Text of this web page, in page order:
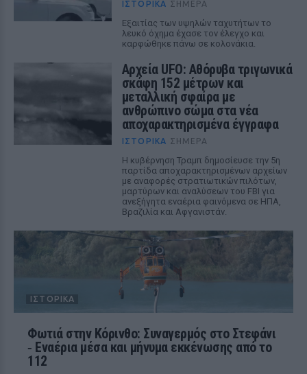
ΙΣΤΟΡΙΚΆ ΣΉΜΕΡΑ
Εξαιτίας των υψηλών ταχυτήτων το
λευκό όχημα έχασε τον έλεγχο και
καρφώθηκε πάνω σε κολονάκια.
Αρχεία UFO: Αθόρυβα τριγωνικά
σκάφη 152 μέτρων και
μεταλλική σφαίρα με
ανθρώπινο σώμα στα νέα
αποχαρακτηρισμένα έγγραφα
ΙΣΤΟΡΙΚΆ ΣΉΜΕΡΑ
Η κυβέρνηση Τραμπ δημοσίευσε την 5η
παρτίδα αποχαρακτηρισμένων αρχείων
με αναφορές στρατιωτικών πιλότων,
μαρτύρων και αναλύσεων του FBI για
ανεξήγητα εναέρια φαινόμενα σε ΗΠΑ,
Βραζιλία και Αφγανιστάν.
ΙΣΤΟΡΙΚΆ
Φωτιά στην Κόρινθο: Συναγερμός στο Στεφάνι
‑ Εναέρια μέσα και μήνυμα εκκένωσης από το
112